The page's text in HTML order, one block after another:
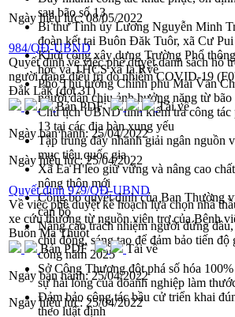
sau bão số 13
Bí thư Tỉnh ủy Lương Nguyễn Minh
đoàn kết tại Buôn Đăk Tuôr, xã Cư Pui
Khởi công xây dựng Trường Phổ
học và THCS xã Ia Rvê
Phó Thủ tướng Chính phủ Mai Văn
người dân chịu ảnh hưởng nặng từ bão
Chủ tịch UBND tỉnh kiểm tra công tác
13 tại các địa bàn xung yếu
Tập trung đẩy nhanh giải ngân nguồn
mục tiêu quốc gia
Xã Ea H'leo giữ vững và nâng cao
nông thôn mới
Công bố quyết định của Ban Thường
cán bộ
Nâng cao trách nhiệm người đứng
chủ động, sáng tạo để đảm bảo tiến
công năm 2025
Sở Công Thương đột phá số hóa
sự hài lòng của doanh nghiệp làm
Đảm bảo công tác bầu cử triển khai
theo luật định
Ngày hiệu lực:08/05/2022
984/QĐ-UBND
Quyết định về việc phê duyệt danh sách hỗ
người đang điều trị do nhiễm COVID-19
Đắk Lắk (đợt 31)
Bản PDF
Tải về
Ngày ban hành:25/04/2022
Ngày hiệu lực:25/04/2022
Quyết định 979/QĐ-UBND
Về việc phê duyệt kế hoạch lựa chọn nhà
xe cứu thương từ nguồn viện trợ của Bệnh
Buôn Ma Thuột
Bản PDF
Tải về
Ngày ban hành:25/04/2022
Ngày hiệu lực:25/04/2022